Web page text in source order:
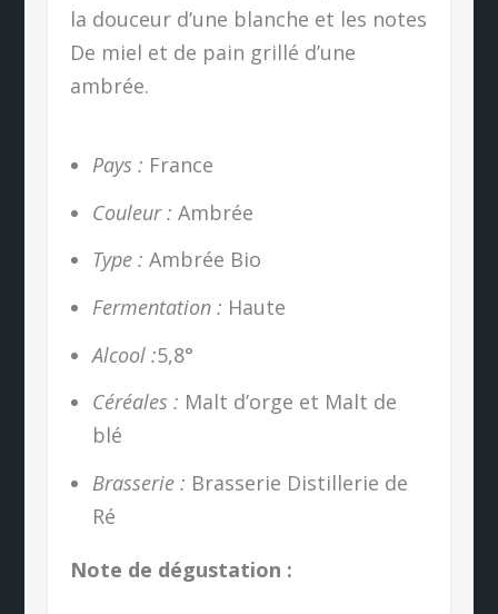
la douceur d’une blanche et les notes
De miel et de pain grillé d’une
ambrée.
Pays : France
Couleur : Ambrée
Type : Ambrée Bio
Fermentation : Haute
Alcool :5,8°
Céréales : Malt d’orge et Malt de
blé
Brasserie : Brasserie Distillerie de
Ré
Note de dégustation :